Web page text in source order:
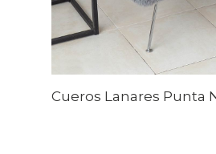
Cueros Lanares Punta